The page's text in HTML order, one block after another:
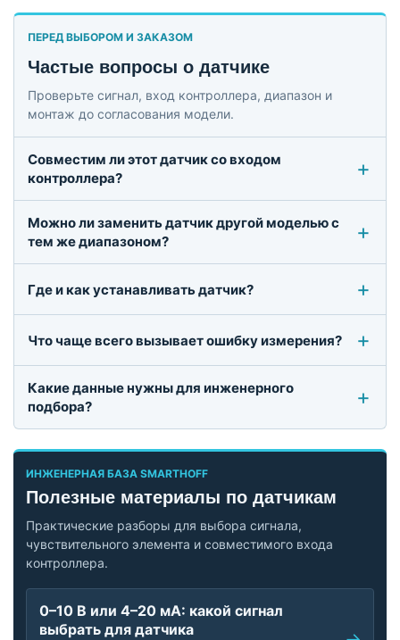
ПЕРЕД ВЫБОРОМ И ЗАКАЗОМ
Частые вопросы о датчике
Проверьте сигнал, вход контроллера, диапазон и
монтаж до согласования модели.
Совместим ли этот датчик со входом
контроллера?
Можно ли заменить датчик другой моделью с
тем же диапазоном?
Где и как устанавливать датчик?
Что чаще всего вызывает ошибку измерения?
Какие данные нужны для инженерного
подбора?
ИНЖЕНЕРНАЯ БАЗА SMARTHOFF
Полезные материалы по датчикам
Практические разборы для выбора сигнала,
чувствительного элемента и совместимого входа
контроллера.
0–10 В или 4–20 мА: какой сигнал
выбрать для датчика